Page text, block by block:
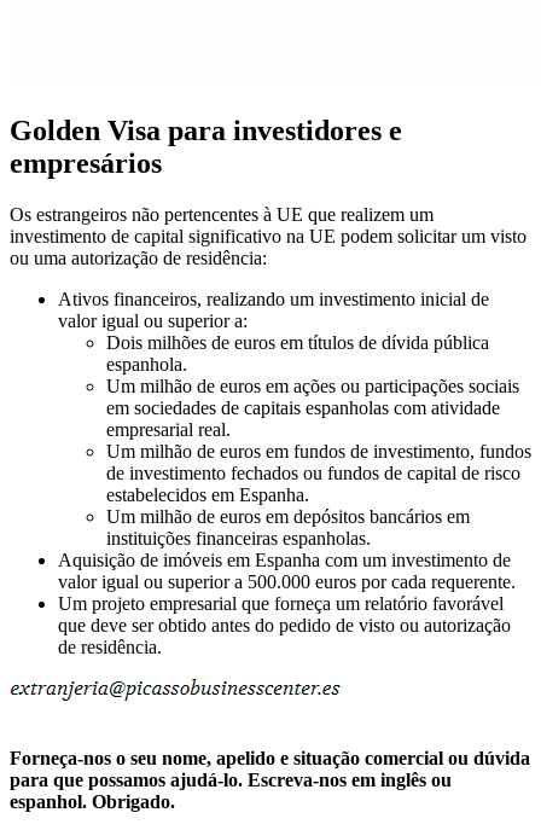
Golden Visa para investidores e
empresários
Os estrangeiros não pertencentes à UE que realizem um
investimento de capital significativo na UE podem solicitar um visto
ou uma autorização de residência:
Ativos financeiros, realizando um investimento inicial de
valor igual ou superior a:
Dois milhões de euros em títulos de dívida pública
espanhola.
Um milhão de euros em ações ou participações sociais
em sociedades de capitais espanholas com atividade
empresarial real.
Um milhão de euros em fundos de investimento, fundos
de investimento fechados ou fundos de capital de risco
estabelecidos em Espanha.
Um milhão de euros em depósitos bancários em
instituições financeiras espanholas.
Aquisição de imóveis em Espanha com um investimento de
valor igual ou superior a 500.000 euros por cada requerente.
Um projeto empresarial que forneça um relatório favorável
que deve ser obtido antes do pedido de visto ou autorização
de residência.
Forneça-nos o seu nome, apelido e situação comercial ou dúvida
para que possamos ajudá-lo. Escreva-nos em inglês ou
espanhol. Obrigado.